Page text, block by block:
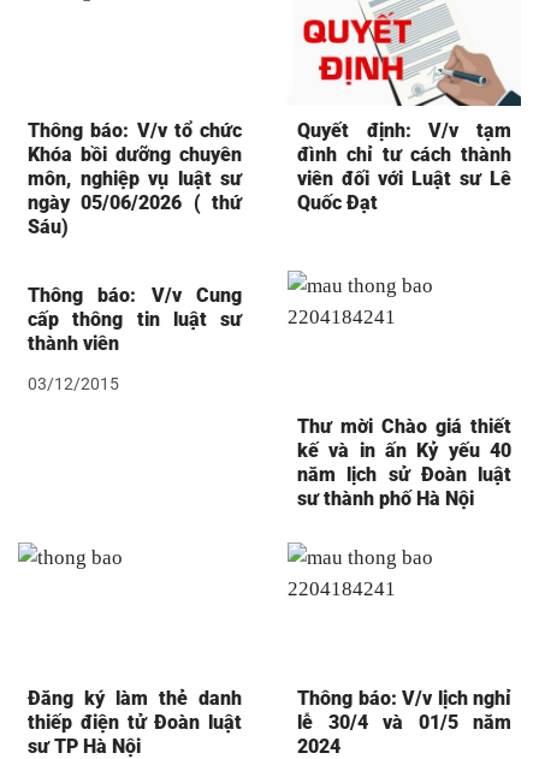
Thông báo: V/v tổ chức
Khóa bồi dưỡng chuyên
môn, nghiệp vụ luật sư
ngày 05/06/2026 ( thứ
Sáu)
Quyết định: V/v tạm
đình chỉ tư cách thành
viên đối với Luật sư Lê
Quốc Đạt
Thông báo: V/v Cung
cấp thông tin luật sư
thành viên
03/12/2015
Thư mời Chào giá thiết
kế và in ấn Kỷ yếu 40
năm lịch sử Đoàn luật
sư thành phố Hà Nội
Đăng ký làm thẻ danh
thiếp điện tử Đoàn luật
sư TP Hà Nội
Thông báo: V/v lịch nghỉ
lễ 30/4 và 01/5 năm
2024